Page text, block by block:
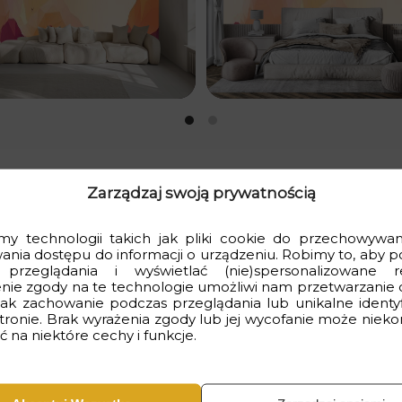
Zarządzaj swoją prywatnością
technologii takich jak pliki cookie do
dostępu do informacji o urządzeniu. Robimy to, aby
przeglądania i wyświetlać (nie)spersonalizowane
zgody na te technologie umożliwi nam przetwarzanie
zachowanie podczas przeglądania lub unikalne
Brak wyrażenia zgody lub jej wycofanie może
na niektóre cechy i funkcje.
do Twojego wnętrza niepowtarzalny klimat i charakter.
pomieszczeniu nowoczesny i oryginalny wygląd.
do wielu rodzajów aranżacji wnętrz, od minimalistycznych
na uszkodzenia, co gwarantuje długotrwałe użytkowanie
bez konieczności przeprowadzania kosztownego
charakteru.